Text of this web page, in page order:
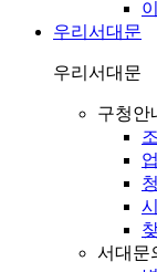
우리서대문
우리서대문
구청안
서대문